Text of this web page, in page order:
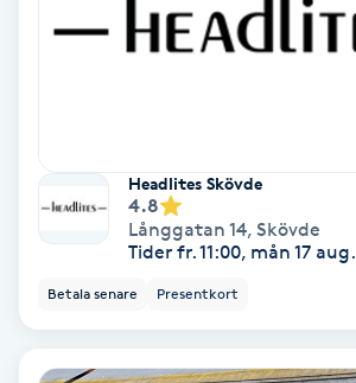
Fettreducering
Headlites Skövde
4.8
Långgatan 14, Skövde
Tider fr. 11:00, mån 17 aug.
Betala senare Presentkort